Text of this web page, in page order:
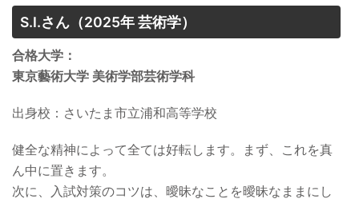
S.I.さん （2025年 芸術学）
合格大学：
東京藝術大学 美術学部芸術学科
出身校： さいたま市立浦和高等学校
健全な精神によって全ては好転します。まず、これを真
ん中に置きます。
次に、入試対策のコツは、曖昧なことを曖昧なままにし